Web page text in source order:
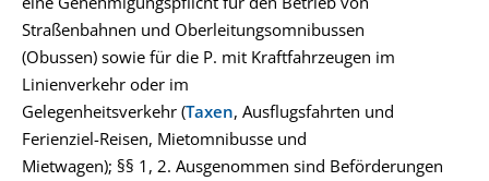
Straßenbahnen und Oberleitungsomnibussen
(Obussen) sowie für die P. mit Kraftfahrzeugen im
Linienverkehr oder im
Gelegenheitsverkehr (Taxen, Ausflugsfahrten und
Ferienziel-Reisen, Mietomnibusse und
Mietwagen); §§ 1, 2. Ausgenommen sind Beförderungen